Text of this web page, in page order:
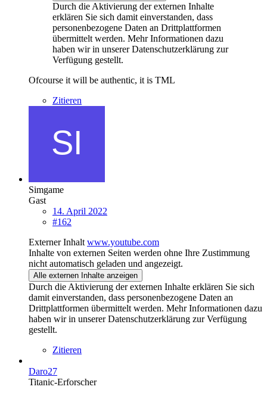
Durch die Aktivierung der externen Inhalte
erklären Sie sich damit einverstanden, dass
personenbezogene Daten an Drittplattformen
übermittelt werden. Mehr Informationen dazu
haben wir in unserer Datenschutzerklärung zur
Verfügung gestellt.
Ofcourse it will be authentic, it is TML
Zitieren
Simgame
Gast
14. April 2022
#162
Externer Inhalt www.youtube.com
Inhalte von externen Seiten werden ohne Ihre Zustimmung
nicht automatisch geladen und angezeigt.
Alle externen Inhalte anzeigen
Durch die Aktivierung der externen Inhalte erklären Sie sich
damit einverstanden, dass personenbezogene Daten an
Drittplattformen übermittelt werden. Mehr Informationen dazu
haben wir in unserer Datenschutzerklärung zur Verfügung
gestellt.
Zitieren
Daro27
Titanic-Erforscher